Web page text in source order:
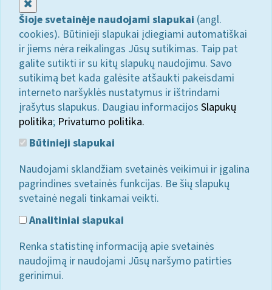
Šioje svetainėje naudojami slapukai (angl.
cookies). Būtinieji slapukai įdiegiami automatiškai
ir jiems nėra reikalingas Jūsų sutikimas. Taip pat
galite sutikti ir su kitų slapukų naudojimu. Savo
sutikimą bet kada galėsite atšaukti pakeisdami
interneto naršyklės nustatymus ir ištrindami
įrašytus slapukus. Daugiau informacijos Slapukų
politika; Privatumo politika.
Būtinieji slapukai
Naudojami sklandžiam svetainės veikimui ir įgalina
pagrindines svetainės funkcijas. Be šių slapukų
svetainė negali tinkamai veikti.
Analitiniai slapukai
Renka statistinę informaciją apie svetainės
naudojimą ir naudojami Jūsų naršymo patirties
gerinimui.